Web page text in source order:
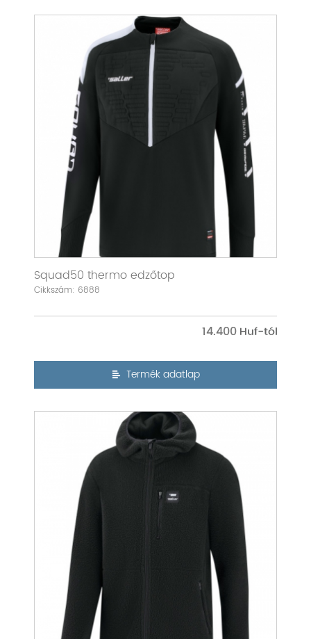
Squad50 thermo edzőtop
Cikkszám: 6888
14.400
Termék adatlap